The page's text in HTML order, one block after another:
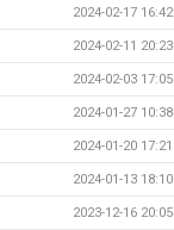
2024-02-17 16:42
2024-02-11 20:23
2024-02-03 17:05
2024-01-27 10:38
2024-01-20 17:21
2024-01-13 18:10
2023-12-16 20:05